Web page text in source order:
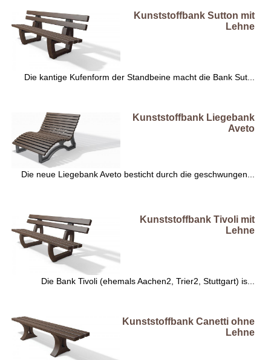
Kunststoffbank Sutton mit
Lehne
Die kantige Kufenform der Standbeine macht die Bank Sut...
Kunststoffbank Liegebank
Aveto
Die neue Liegebank Aveto besticht durch die geschwungen...
Kunststoffbank Tivoli mit
Lehne
Die Bank Tivoli (ehemals Aachen2, Trier2, Stuttgart) is...
Kunststoffbank Canetti ohne
Lehne